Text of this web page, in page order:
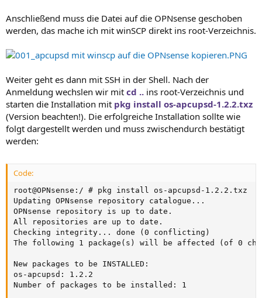
Anschließend muss die Datei auf die OPNsense geschoben
werden, das mache ich mit winSCP direkt ins root-Verzeichnis.
Weiter geht es dann mit SSH in der Shell. Nach der
Anmeldung wechslen wir mit cd .. ins root-Verzeichnis und
starten die Installation mit pkg install os-apcupsd-1.2.2.txz
(Version beachten!). Die erfolgreiche Installation sollte wie
folgt dargestellt werden und muss zwischendurch bestätigt
werden:
Code:
root@OPNsense:/ # pkg install os-apcupsd-1.2.2.txz
Updating OPNsense repository catalogue...
OPNsense repository is up to date.
All repositories are up to date.
Checking integrity... done (0 conflicting)
The following 1 package(s) will be affected (of 0
New packages to be INSTALLED:
os-apcupsd: 1.2.2
Number of packages to be installed: 1